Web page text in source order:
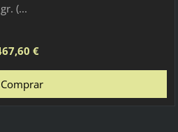
(...
€